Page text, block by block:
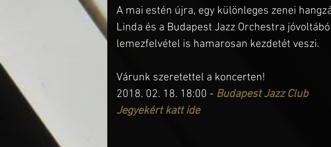
A mai estén újra, egy különleges zenei
Linda és a Budapest Jazz Orchestra
lemezfelvétel is hamarosan kezdetét veszi.
Várunk szeretettel a koncerten!
2018. 02. 18. 18:00 - Budapest Jazz Club
Jegyekért katt ide